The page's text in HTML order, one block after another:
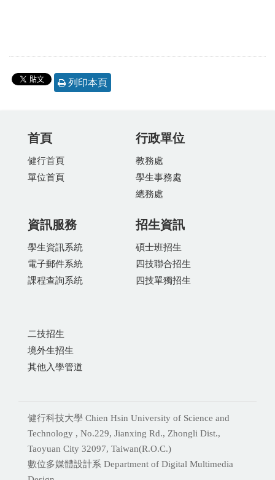
列印本頁
首頁
健行首頁
單位首頁
行政單位
教務處
學生事務處
總務處
資訊服務
學生資訊系統
電子郵件系統
課程查詢系統
招生資訊
碩士班招生
四技聯合招生
四技單獨招生
二技招生
境外生招生
其他入學管道
健行科技大學 Chien Hsin University of Science and
Technology , No.229, Jianxing Rd., Zhongli Dist.,
Taoyuan City 32097, Taiwan(R.O.C.)
數位多媒體設計系 Department of Digital Multimedia